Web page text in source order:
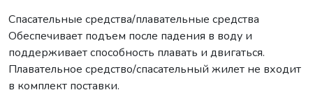
Спасательные средства/плавательные средства
Обеспечивает подъем после падения в воду и
поддерживает способность плавать и двигаться.
Плавательное средство/спасательный жилет не входит
в комплект поставки.